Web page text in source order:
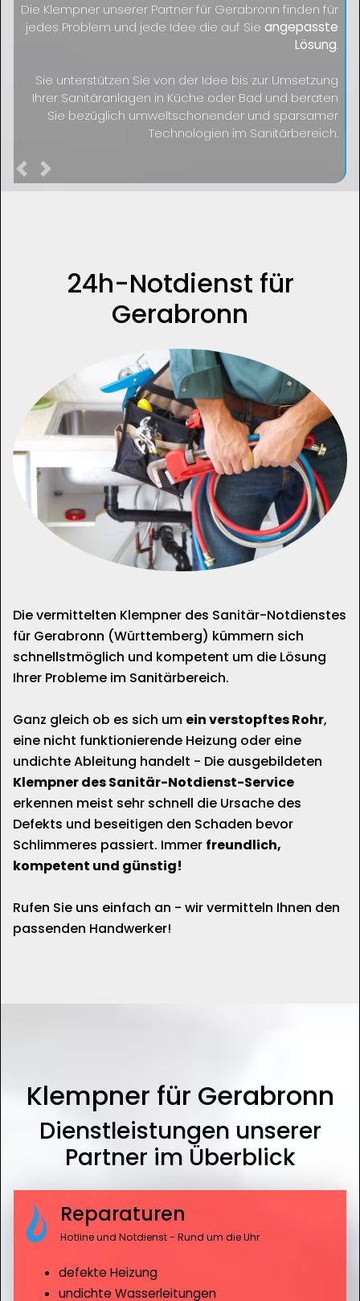
Die Klempner unserer Partner für Gerabronn finden für
jedes Problem und jede Idee die auf Sieangepasste
Lösung.
Sie unterstützen Sie von der Idee bis zur Umsetzung
Ihrer Sanitäranlagen in Küche oder Bad und beraten
Sie bezüglich umweltschonender und sparsamer
Technologien im Sanitärbereich.
Previous
24h-Notdienst für
Gerabronn
Die vermittelten Klempner des Sanitär-Notdienstes
für Gerabronn (Württemberg) kümmern sich
schnellstmöglich und kompetent um die Lösung
Ihrer Probleme im Sanitärbereich.
Ganz gleich ob es sich um ein verstopftes Rohr,
eine nicht funktionierende Heizung oder eine
undichte Ableitung handelt - Die ausgebildeten
Klempner des Sanitär-Notdienst-Service
erkennen meist sehr schnell die Ursache des
Defekts und beseitigen den Schaden bevor
Schlimmeres passiert. Immer freundlich,
kompetent und günstig!
Rufen Sie uns einfach an - wir vermitteln Ihnen den
passenden Handwerker!
Klempner für Gerabronn
Dienstleistungen unserer
Partner im Überblick
Reparaturen
Hotline und Notdienst - Rund um die Uhr
defekte Heizung
undichte Wasserleitungen